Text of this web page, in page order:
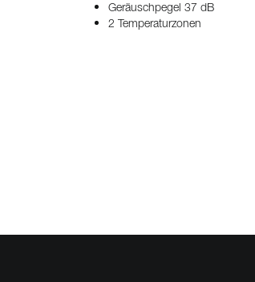
Geräuschpegel 37 dB
2 Temperaturzonen